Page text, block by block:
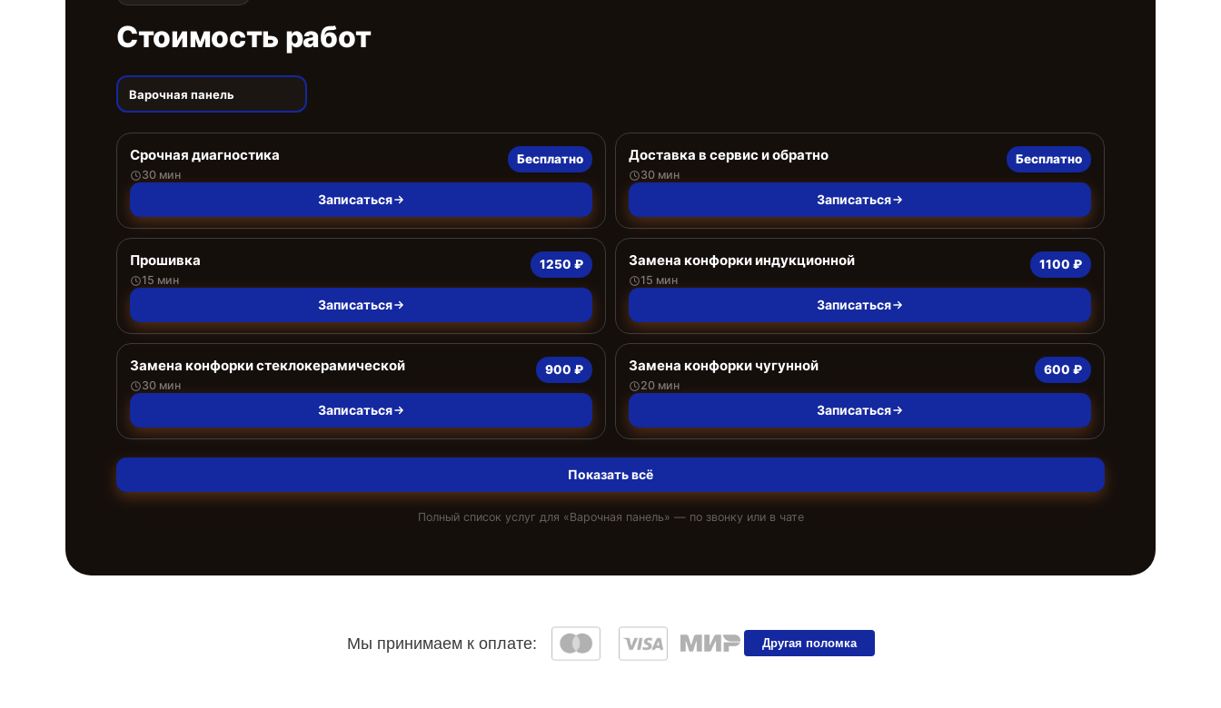
Стоимость работ
Варочная панель
Срочная диагностика
30 мин
Бесплатно
Записаться
Доставка в сервис и обратно
30 мин
Бесплатно
Записаться
Прошивка
15 мин
1250 ₽
Записаться
Замена конфорки индукционной
15 мин
1100 ₽
Записаться
Замена конфорки стеклокерамической
30 мин
900 ₽
Записаться
Замена конфорки чугунной
20 мин
600 ₽
Записаться
Показать всё
Полный список услуг для «Варочная панель» — по звонку или в чате
Мы принимаем к оплате: Другая поломка